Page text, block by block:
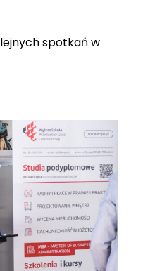
spotkań w